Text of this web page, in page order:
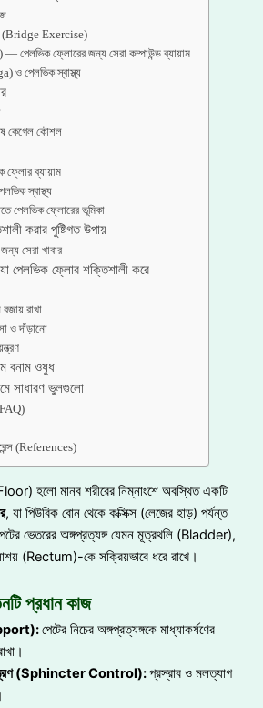
(Bridge Exercise)
পেলভিক ফ্লোরের জন্য সেরা কম্পাউন্ড ব্যায়াম
ও পেলভিক স্বাস্থ্য
কেগেল কৌশল
ফ্লোর ব্যায়াম
স্বাস্থ্য
পেলভিক ফ্লোরের ভূমিকা
করার পুষ্টিগত উপায়
সেরা খাবার
যা পেলভিক ফ্লোর শক্তিশালী করে
রাখা
ও দাঁড়ানো
বনাম ওষুধ
সাধারণ ভুলগুলো
(References)
হলো মানব শরীরের নিম্নাংশে অবস্থিত একটি
, যা পিউবিক বোন থেকে কক্সিক্স (লেজের হাড়) পর্যন্ত
ভেতরের অঙ্গপ্রত্যঙ্গ যেমন মূত্রথলি (Bladder),
(Rectum)-কে সক্রিয়ভাবে ধরে রাখে।
প্রধান কাজ
পেটের নিচের অঙ্গপ্রত্যঙ্গকে মাধ্যাকর্ষণের
(Sphincter Control):প্রস্রাব ও মলত্যাগ